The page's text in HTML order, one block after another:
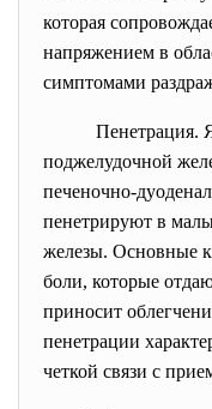
которая
напряжением в
симптомами
Пенетрация.
поджелудочной
печеночно-
пенетрируют в
железы. Основные
боли, которые
приносит
пенетрации
четкой связи с